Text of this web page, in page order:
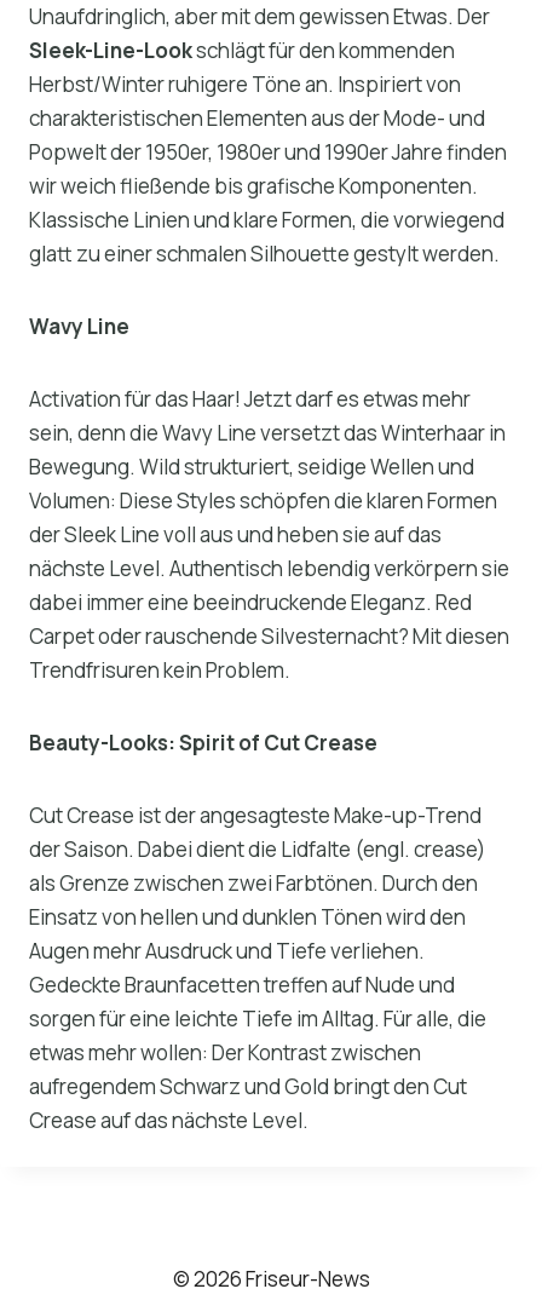
Unaufdringlich, aber mit dem gewissen Etwas. Der
Sleek-Line-Lookschlägt für den kommenden
Herbst/Winter ruhigere Töne an. Inspiriert von
charakteristischen Elementen aus der Mode- und
Popwelt der 1950er, 1980er und 1990er Jahre finden
wir weich fließende bis grafische Komponenten.
Klassische Linien und klare Formen, die vorwiegend
glatt zu einer schmalen Silhouette gestylt werden.
Wavy Line
Activation für das Haar! Jetzt darf es etwas mehr
sein, denn die Wavy Line versetzt das Winterhaar in
Bewegung. Wild strukturiert, seidige Wellen und
Volumen: Diese Styles schöpfen die klaren Formen
der Sleek Line voll aus und heben sie auf das
nächste Level. Authentisch lebendig verkörpern sie
dabei immer eine beeindruckende Eleganz. Red
Carpet oder rauschende Silvesternacht? Mit diesen
Trendfrisuren kein Problem.
Beauty-Looks: Spirit of Cut Crease
Cut Crease ist der angesagteste Make-up-Trend
der Saison. Dabei dient die Lidfalte (engl. crease)
als Grenze zwischen zwei Farbtönen. Durch den
Einsatz von hellen und dunklen Tönen wird den
Augen mehr Ausdruck und Tiefe verliehen.
Gedeckte Braunfacetten treffen auf Nude und
sorgen für eine leichte Tiefe im Alltag. Für alle, die
etwas mehr wollen: Der Kontrast zwischen
aufregendem Schwarz und Gold bringt den Cut
Crease auf das nächste Level.
© 2026 Friseur-News